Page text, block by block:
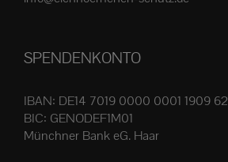
werden
SPENDENKONTO
IBAN: DE14 7019 0000 0001 1909 62
BIC: GENODEF1M01
Münchner Bank eG. Haar